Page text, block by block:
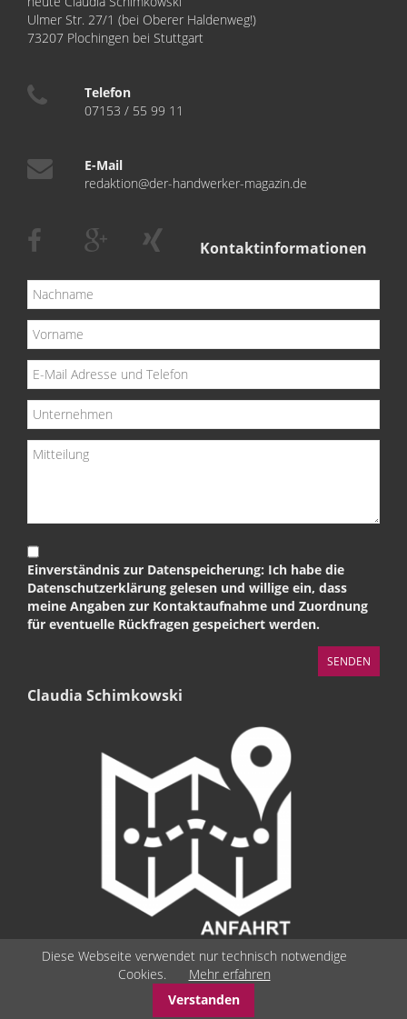
Ulmer Str. 27/1 (bei Oberer Haldenweg!)
73207 Plochingen bei Stuttgart
Telefon
07153 / 55 99 11
E-Mail
redaktion@der-handwerker-magazin.de
Kontaktinformationen
Einverständnis zur Datenspeicherung: Ich habe die
Datenschutzerklärung gelesen und willige ein, dass
meine Angaben zur Kontaktaufnahme und Zuordnung
für eventuelle Rückfragen gespeichert werden.
Claudia Schimkowski
Diese Webseite verwendet nur technisch notwendige
Cookies.
Mehr erfahren
Verstanden